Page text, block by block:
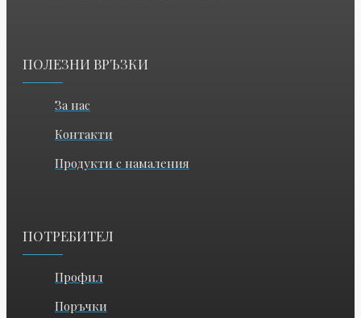
ПОЛЕЗНИ ВРЪЗКИ
За нас
Контакти
Продукти с намаления
ПОТРЕБИТЕЛ
Профил
Поръчки